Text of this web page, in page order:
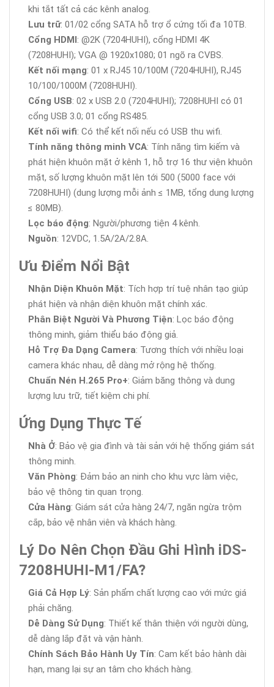
khi tắt tất cả các kênh analog.
Lưu trữ: 01/02 cổng SATA hỗ trợ ổ cứng tối đa 10TB.
Cổng HDMI: @2K (7204HUHI), cổng HDMI 4K
(7208HUHI); VGA @ 1920x1080; 01 ngõ ra CVBS.
Kết nối mạng: 01 x RJ45 10/100M (7204HUHI), RJ45
10/100/1000M (7208HUHI).
Cổng USB: 02 x USB 2.0 (7204HUHI); 7208HUHI có 01
cổng USB 3.0; 01 cổng RS485.
Kết nối wifi: Có thể kết nối nếu có USB thu wifi.
Tính năng thông minh VCA: Tính năng tìm kiếm và
phát hiện khuôn mặt ở kênh 1, hỗ trợ 16 thư viện khuôn
mặt, số lượng khuôn mặt lên tới 500 (5000 face với
7208HUHI) (dung lượng mỗi ảnh ≤ 1MB, tổng dung lượng
≤ 80MB).
Lọc báo động: Người/phương tiện 4 kênh.
Nguồn: 12VDC, 1.5A/2A/2.8A.
Ưu Điểm Nổi Bật
Nhận Diện Khuôn Mặt: Tích hợp trí tuệ nhân tạo giúp
phát hiện và nhận diện khuôn mặt chính xác.
Phân Biệt Người Và Phương Tiện: Lọc báo động
thông minh, giảm thiểu báo động giả.
Hỗ Trợ Đa Dạng Camera: Tương thích với nhiều loại
camera khác nhau, dễ dàng mở rộng hệ thống.
Chuẩn Nén H.265 Pro+: Giảm băng thông và dung
lượng lưu trữ, tiết kiệm chi phí.
Ứng Dụng Thực Tế
Nhà Ở: Bảo vệ gia đình và tài sản với hệ thống giám sát
thông minh.
Văn Phòng: Đảm bảo an ninh cho khu vực làm việc,
bảo vệ thông tin quan trọng.
Cửa Hàng: Giám sát cửa hàng 24/7, ngăn ngừa trộm
cắp, bảo vệ nhân viên và khách hàng.
Lý Do Nên Chọn Đầu Ghi Hình iDS-
7208HUHI-M1/FA?
Giá Cả Hợp Lý: Sản phẩm chất lượng cao với mức giá
phải chăng.
Dễ Dàng Sử Dụng: Thiết kế thân thiện với người dùng,
dễ dàng lắp đặt và vận hành.
Chính Sách Bảo Hành Uy Tín: Cam kết bảo hành dài
hạn, mang lại sự an tâm cho khách hàng.